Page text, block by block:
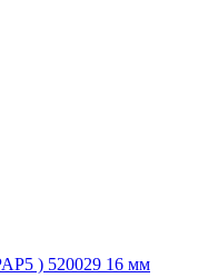
) 520029 16 мм